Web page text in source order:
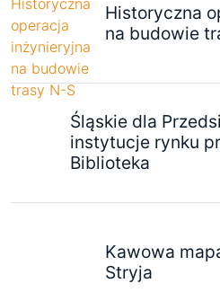
Historyczna
na budowie
Śląskie dla
instytucje rynku
Biblioteka
Kawowa
Stryja